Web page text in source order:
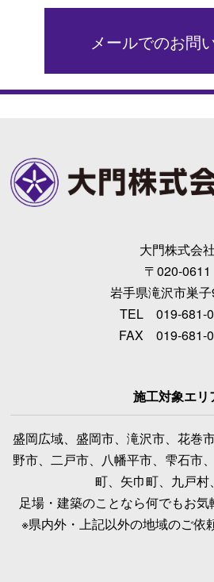
メールでのお問
大門株式会社
〒020-0611
岩手県滝沢市巣子
TEL 019-681-
FAX 019-681-
施工対象エリ
盛岡広域、盛岡市、滝沢市、花巻
野市、二戸市、八幡平市、雫石市
町、矢巾町、九戸村
足場・建築のことなら何でもお気
※県内外・上記以外の地域のご依